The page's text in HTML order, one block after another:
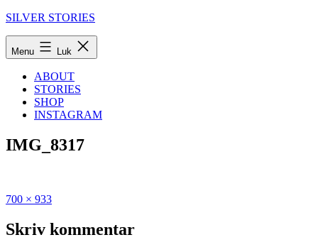
Fortsæt
SILVER STORIES
Menu Luk
ABOUT
STORIES
SHOP
INSTAGRAM
IMG_8317
Udgivet
Fyn
er
Fuld
700 × 933
Skriv kommentar